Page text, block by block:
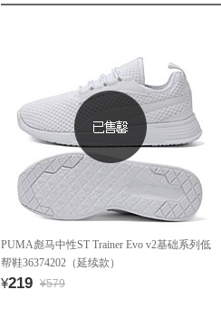
PUMA彪马中性ST Trainer Evo v2基础系列低
帮鞋36374202（延续款）
¥219 ¥579